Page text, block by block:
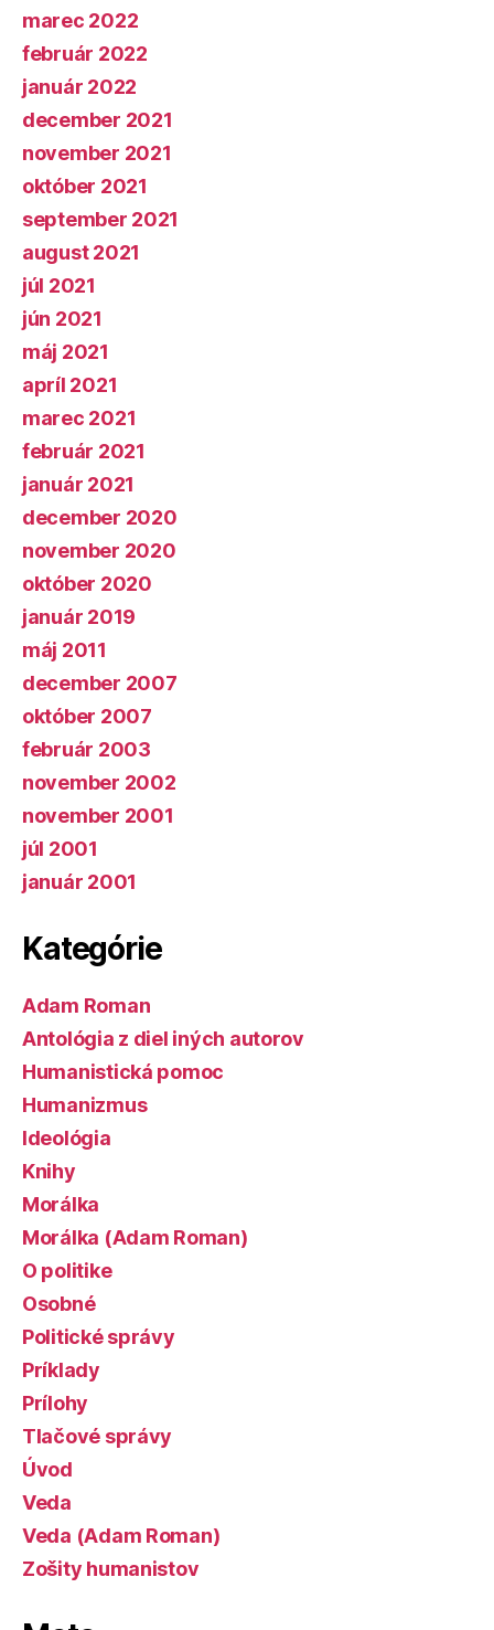
marec 2022
február 2022
január 2022
december 2021
november 2021
október 2021
september 2021
august 2021
júl 2021
jún 2021
máj 2021
apríl 2021
marec 2021
február 2021
január 2021
december 2020
november 2020
október 2020
január 2019
máj 2011
december 2007
október 2007
február 2003
november 2002
november 2001
júl 2001
január 2001
Kategórie
Adam Roman
Antológia z diel iných autorov
Humanistická pomoc
Humanizmus
Ideológia
Knihy
Morálka
Morálka (Adam Roman)
O politike
Osobné
Politické správy
Príklady
Prílohy
Tlačové správy
Úvod
Veda
Veda (Adam Roman)
Zošity humanistov